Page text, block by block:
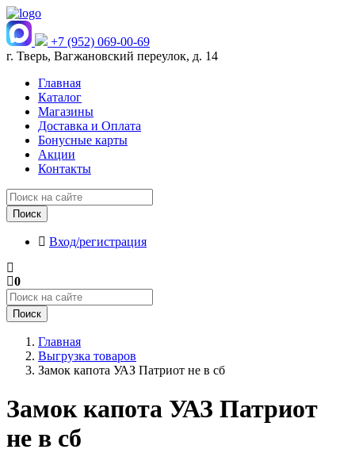
+7 (952) 069-00-69
г. Тверь, Вагжановский переулок, д. 14
Главная
Каталог
Магазины
Доставка и Оплата
Бонусные карты
Акции
Контакты
Поиск
Вход/регистрация
0
Поиск
Главная
Выгрузка товаров
Замок капота УАЗ Патриот не в сб
Замок капота УАЗ Патриот
не в сб